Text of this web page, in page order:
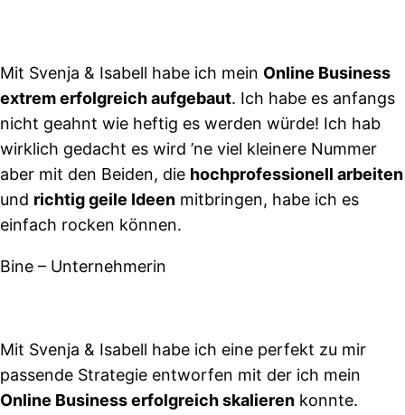
Mit Svenja & Isabell habe ich mein Online Business
extrem erfolgreich aufgebaut. Ich habe es anfangs
nicht geahnt wie heftig es werden würde! Ich hab
wirklich gedacht es wird ’ne viel kleinere Nummer
aber mit den Beiden, die hochprofessionell arbeiten
und richtig geile Ideen mitbringen, habe ich es
einfach rocken können.
Bine – Unternehmerin
Mit Svenja & Isabell habe ich eine perfekt zu mir
passende Strategie entworfen mit der ich mein
Online Business erfolgreich skalieren konnte.